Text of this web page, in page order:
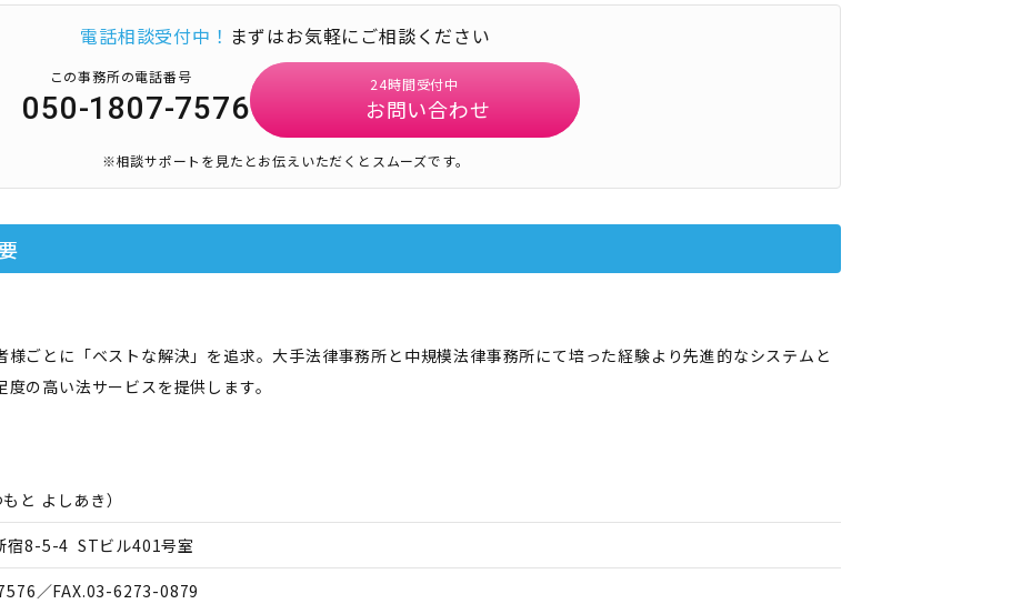
電話相談受付中！ まずはお気軽にご相談ください
この事務所の電話番号
050-1807-7576
24時間受付中
お問い合わせ
※相談サポートを見たとお伝えいただくとスムーズです。
ごとに「ベストな解決」を追求。大手法律事務所と中規模法律事務所にて培った経験より先進的なシステムと
の高い法サービスを提供します。
もと よしあき）
宿8-5-4 STビル401号室
／FAX.03-6273-0879